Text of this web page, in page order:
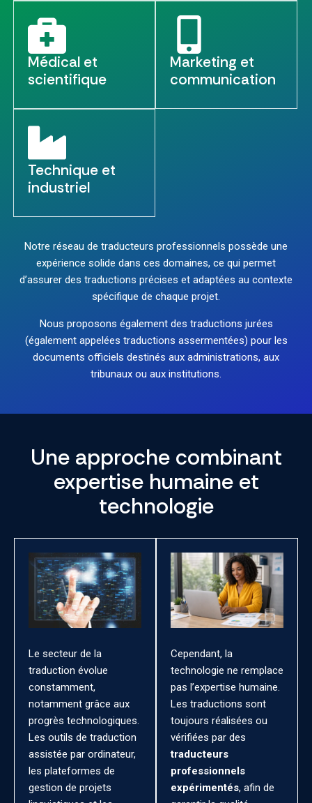
Médical et
scientifique
Marketing et
communication
Technique et
industriel
Notre réseau de traducteurs professionnels possède une
expérience solide dans ces domaines, ce qui permet
d’assurer des traductions précises et adaptées au contexte
spécifique de chaque projet.
Nous proposons également des traductions jurées
(également appelées traductions assermentées) pour les
documents officiels destinés aux administrations, aux
tribunaux ou aux institutions.
Une approche combinant
expertise humaine et
technologie
Le secteur de la
traduction évolue
constamment,
notamment grâce aux
progrès technologiques.
Les outils de traduction
assistée par ordinateur,
les plateformes de
gestion de projets
Cependant, la
technologie ne remplace
pas l’expertise humaine.
Les traductions sont
toujours réalisées ou
vérifiées par des
traducteurs
professionnels
expérimentés, afin de